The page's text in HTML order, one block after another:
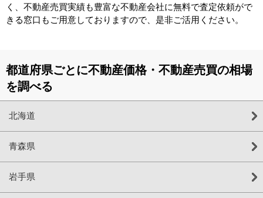
く、不動産売買実績も豊富な不動産会社に無料で査定依頼がで
きる窓口もご用意しておりますので、是非ご活用ください。
都道府県ごとに不動産価格・不動産売買の相場
を調べる
北海道
青森県
岩手県